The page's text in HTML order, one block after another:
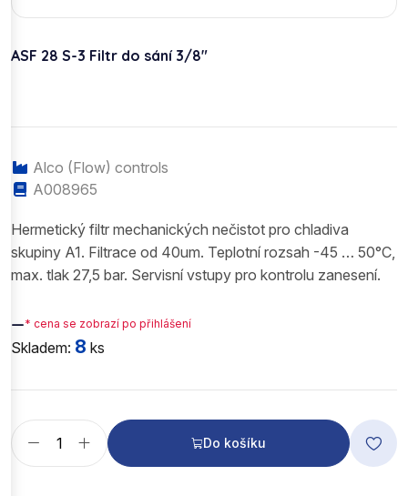
ASF 28 S-3 Filtr do sání 3/8"
Alco (Flow) controls
A008965
Hermetický filtr mechanických nečistot pro chladiva
skupiny A1. Filtrace od 40um. Teplotní rozsah -45 … 50°C,
max. tlak 27,5 bar. Servisní vstupy pro kontrolu zanesení.
—* cena se zobrazí po přihlášení
Skladem: 8 ks
Do košíku